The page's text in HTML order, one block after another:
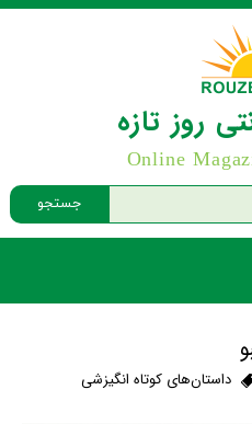
جستجو
روز تازه
Online
داستان‌های کوتاه انگیزشی